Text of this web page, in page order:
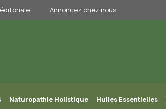
Annoncez chez nous
Naturopathie Holistique Huiles Essentielles